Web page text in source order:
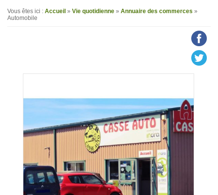
Vous êtes ici : Accueil » Vie quotidienne » Annuaire des commerces »
Automobile